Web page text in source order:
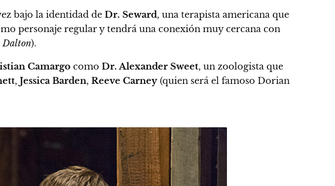
bajo la identidad de Dr. Seward, una terapista americana que
personaje regular y tendrá una conexión muy cercana con
Dalton).
Camargo como Dr. Alexander Sweet, un zoologista que
, Jessica Barden, Reeve Carney (quien será el famoso Dorian